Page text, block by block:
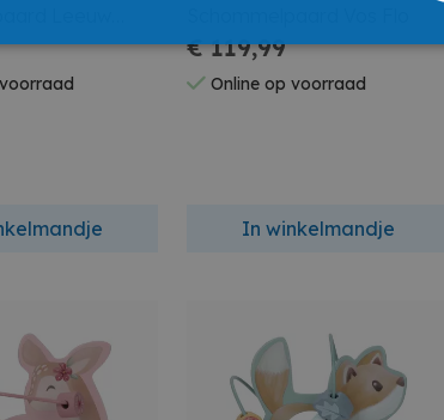
€ 119,99
Online op voorraad
In winkelmandje